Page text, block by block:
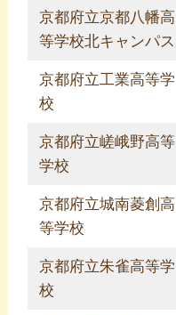
京都府立京都八幡高
等学校北キャンパス
京都府立工業高等学
校
京都府立嵯峨野高等
学校
京都府立城南菱創高
等学校
京都府立朱雀高等学
校